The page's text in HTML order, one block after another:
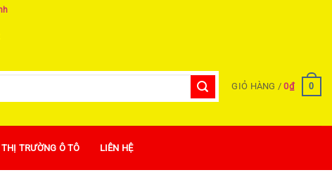
GIỎ HÀNG /0₫ 0
TRƯỜNG Ô TÔ LIÊN HỆ